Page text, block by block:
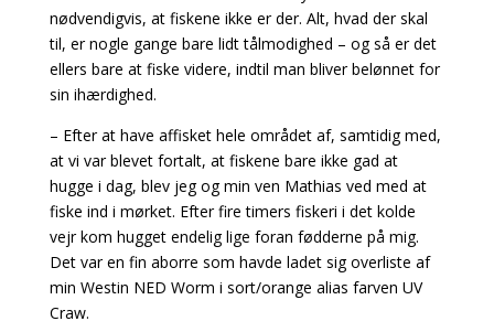
nødvendigvis, at fiskene ikke er der. Alt, hvad der skal
til, er nogle gange bare lidt tålmodighed – og så er det
ellers bare at fiske videre, indtil man bliver belønnet for
sin ihærdighed.
– Efter at have affisket hele området af, samtidig med,
at vi var blevet fortalt, at fiskene bare ikke gad at
hugge i dag, blev jeg og min ven Mathias ved med at
fiske ind i mørket. Efter fire timers fiskeri i det kolde
vejr kom hugget endelig lige foran fødderne på mig.
Det var en fin aborre som havde ladet sig overliste af
min Westin NED Worm i sort/orange alias farven UV
Craw.